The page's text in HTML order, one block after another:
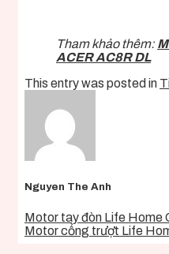
Tham khảo thêm:
ACER AC8R DL
This entry was posted in
Nguyen The Anh
Motor tay đòn Life Home
Motor cổng trượt Life